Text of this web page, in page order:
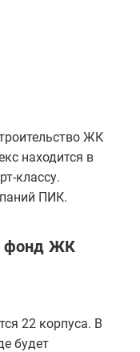
ЖК
находится в
классу.
ПИК.
фонд ЖК
22 корпуса. В
будет